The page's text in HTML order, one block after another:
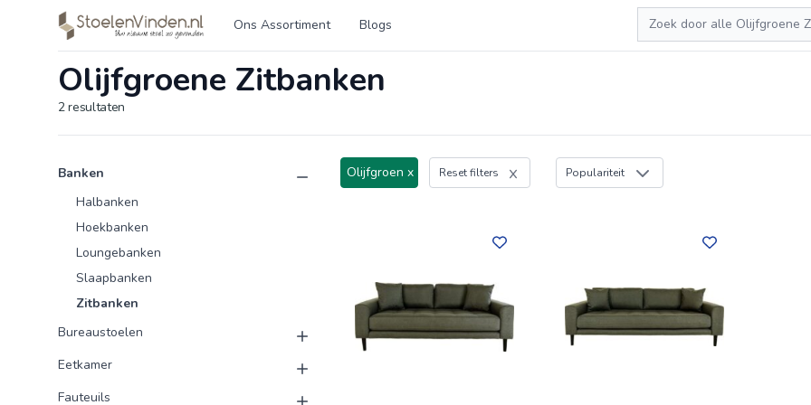
Logo stoelenvinden.nl Ons Assortiment Blogs
Zoeken
Olijfgroene Zitbanken
2resultaten
Producten
Product categorieën
Banken
Halbanken
Hoekbanken
Loungebanken
Slaapbanken
Zitbanken
Bureaustoelen
Eetkamer
Fauteuils
Olijfgroen x Reset filters Populariteit